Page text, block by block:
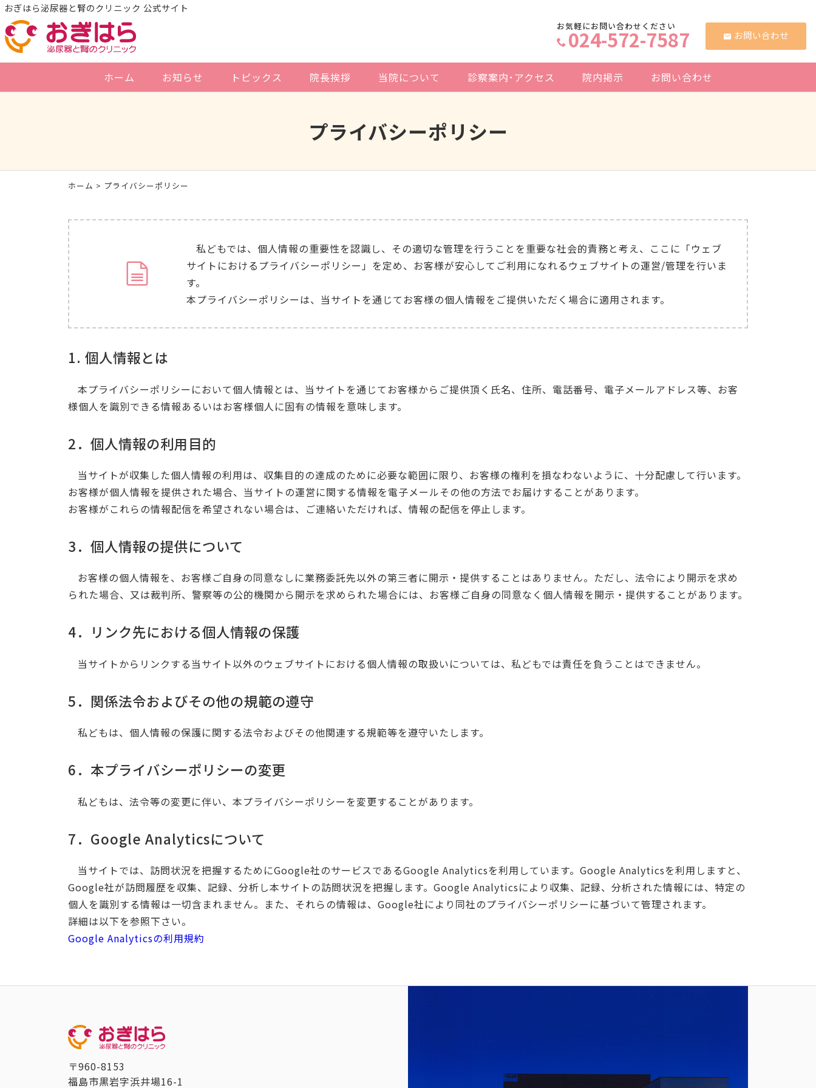
おぎはら泌尿器と腎のクリニック 公式サイト
お問い合わせ
お気軽にお問い合わせください
024-572-7587
ホーム お知らせ トピックス 院長挨拶 当院について 診察案内･アクセス 院内掲示 お問い合わせ
プライバシーポリシー
ホーム > プライバシーポリシー
私どもでは、個人情報の重要性を認識し、その適切な管理を行うことを重要な社会的責務と考え、ここに「ウェブ
サイトにおけるプライバシーポリシー」を定め、お客様が安心してご利用になれるウェブサイトの運営/管理を行いま
す。
本プライバシーポリシーは、当サイトを通じてお客様の個人情報をご提供いただく場合に適用されます。
1. 個人情報とは
本プライバシーポリシーにおいて個人情報とは、当サイトを通じてお客様からご提供頂く氏名、住所、電話番号、電子メールアドレス等、お客
様個人を識別できる情報あるいはお客様個人に固有の情報を意味します。
2．個人情報の利用目的
当サイトが収集した個人情報の利用は、収集目的の達成のために必要な範囲に限り、お客様の権利を損なわないように、十分配慮して行います。
お客様が個人情報を提供された場合、当サイトの運営に関する情報を電子メールその他の方法でお届けすることがあります。
お客様がこれらの情報配信を希望されない場合は、ご連絡いただければ、情報の配信を停止します。
3．個人情報の提供について
お客様の個人情報を、お客様ご自身の同意なしに業務委託先以外の第三者に開示・提供することはありません。ただし、法令により開示を求め
られた場合、又は裁判所、警察等の公的機関から開示を求められた場合には、お客様ご自身の同意なく個人情報を開示・提供することがあります。
4．リンク先における個人情報の保護
当サイトからリンクする当サイト以外のウェブサイトにおける個人情報の取扱いについては、私どもでは責任を負うことはできません。
5．関係法令およびその他の規範の遵守
私どもは、個人情報の保護に関する法令およびその他関連する規範等を遵守いたします。
6．本プライバシーポリシーの変更
私どもは、法令等の変更に伴い、本プライバシーポリシーを変更することがあります。
7．Google Analyticsについて
当サイトでは、訪問状況を把握するためにGoogle社のサービスであるGoogle Analyticsを利用しています。Google Analyticsを利用しますと、
Google社が訪問履歴を収集、記録、分析し本サイトの訪問状況を把握します。Google Analyticsにより収集、記録、分析された情報には、特定の
個人を識別する情報は一切含まれません。また、それらの情報は、Google社により同社のプライバシーポリシーに基づいて管理されます。
詳細は以下を参照下さい。
Google Analyticsの利用規約
〒960-8153
福島市黒岩字浜井場16-1